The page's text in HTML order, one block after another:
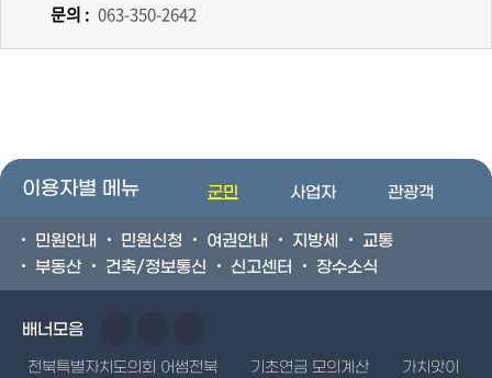
문의 : 063-350-2642
이용자별 메뉴 군민 사업자 관광객
민원안내 민원신청 여권안내 지방세
교통
부동산
건축/정보통신 신고센터 장수소식
배너모음
전북특별자치도의회 어썸전북 기초연금 모의계산 가치앗이